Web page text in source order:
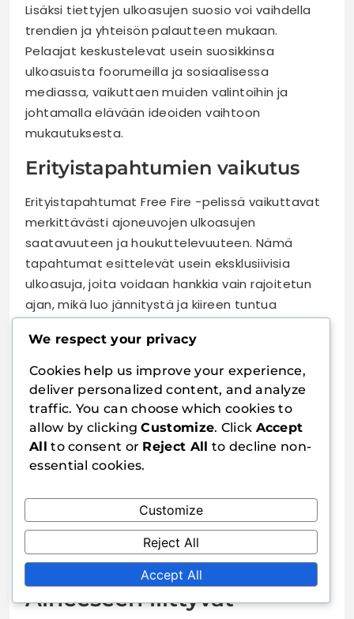
Lisäksi tiettyjen ulkoasujen suosio voi vaihdella
trendien ja yhteisön palautteen mukaan.
Pelaajat keskustelevat usein suosikkinsa
ulkoasuista foorumeilla ja sosiaalisessa
mediassa, vaikuttaen muiden valintoihin ja
johtamalla elävään ideoiden vaihtoon
mukautuksesta.
Erityistapahtumien vaikutus
Erityistapahtumat Free Fire -pelissä vaikuttavat
merkittävästi ajoneuvojen ulkoasujen
saatavuuteen ja houkuttelevuuteen. Nämä
tapahtumat esittelevät usein eksklusiivisia
ulkoasuja, joita voidaan hankkia vain rajoitetun
ajan, mikä luo jännitystä ja kiireen tuntua
vuosipäivät tai yhteistyöt suosittujen brändien
kanssa, sisältävät tyypillisesti ainutlaatuisia
ajoneuvojen ulkoasuja, jotka herättävät
pelaajien huomion.
Lisäksi tapahtumat voivat tarjota
lunastuskoodit, jotka antavat pelaajille ilmaisia
sitoutumista. Näiden tapahtumien dynaaminen
luonne pitää pelaajapohjan aktiivisena ja
kiinnostuneena, kun he pyrkivät keräämään
rajoitettuja esineitä ja osallistumaan juhliin.
Aiheeseen liittyvät
We respect your privacy
Cookies help us improve your experience,
deliver personalized content, and analyze
traffic. You can choose which cookies to
allow by clickingCustomize. Click Accept
All to consent or Reject All to decline non-
essential cookies.
Customize
Reject All
Accept All